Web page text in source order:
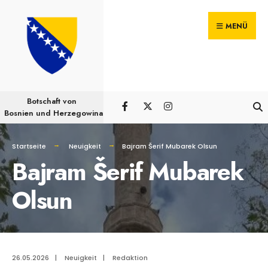
content
MENÜ
Botschaft von
Bosnien und Herzegowina
Startseite Neuigkeit Bajram Šerif Mubarek Olsun
Bajram Šerif Mubarek
Olsun
26.05.2026 | Neuigkeit | Redaktion
nach: